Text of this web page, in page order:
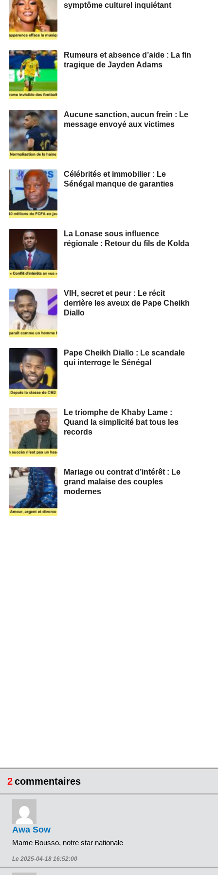
symptôme culturel inquiétant
Rumeurs et absence d’aide : La fin
tragique de Jayden Adams
Aucune sanction, aucun frein : Le
message envoyé aux victimes
Célébrités et immobilier : Le
Sénégal manque de garanties
La Lonase sous influence
régionale : Retour du fils de Kolda
VIH, secret et peur : Le récit
derrière les aveux de Pape Cheikh
Diallo
Pape Cheikh Diallo : Le scandale
qui interroge le Sénégal
Le triomphe de Khaby Lame :
Quand la simplicité bat tous les
records
Mariage ou contrat d’intérêt : Le
grand malaise des couples
modernes
2commentaires
Awa Sow
Mame Bousso, notre star nationale
Le 2025-04-18 16:52:00